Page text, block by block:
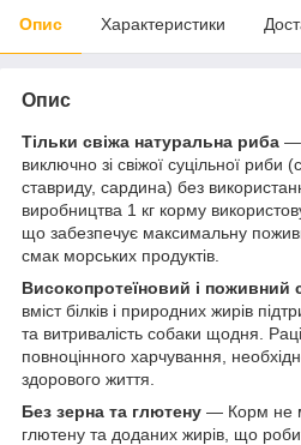
Опис Характеристики
Опис
Тільки свіжа натуральна риба —
виключно зі свіжої суцільної риби
ставриду, сардина) без
виробництва 1 кг корму
що забезпечує максимальну
смак морських продуктів.
Високопротеїновий і поживний
вміст білків і природних жирів
та витривалість собаки щодня.
повноцінного харчування,
здорового життя.
Без зерна та глютену — Корм не
глютену та доданих жирів, що